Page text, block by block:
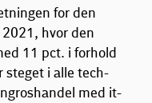
for den
hvor den
11 pct. i forhold
i alle tech-
med it-